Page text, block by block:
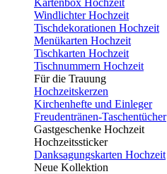
Kartenbox Hochzeit
Windlichter Hochzeit
Tischdekorationen Hochzeit
Menükarten Hochzeit
Tischkarten Hochzeit
Tischnummern Hochzeit
Für die Trauung
Hochzeitskerzen
Kirchenhefte und Einleger
Freudentränen-Taschentücher
Gastgeschenke Hochzeit
Hochzeitssticker
Danksagungskarten Hochzeit
Neue Kollektion